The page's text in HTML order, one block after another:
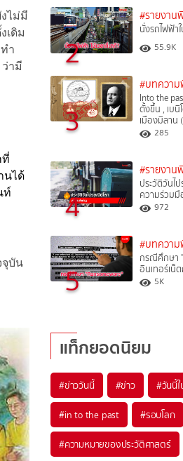
ไม่มี
เดิม
ำ
ามี
ที่
นได้
ท์
จุบัน
2
#รายงาน
นั่งรถไฟฟ้า
55.9K
3
#บทความ
Into the
ตั้งขึ้น , เบ
เมืองมิลาน
285
4
#รายงาน
ประวัติวันไ
ความร่วมมื
972
5
#บทความ
กรณีศึกษา
อินเทอร์เน็
5K
แท็กยอดนิยม
#ข่าววันนี้ #ข่าว #วันนี้
#in to the past #รอบโลก
#ความหมายของประวัติศาสตร์